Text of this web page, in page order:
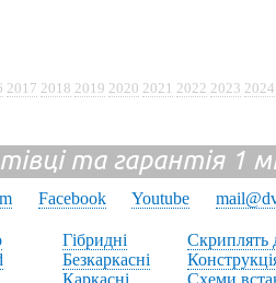
2017 2018 2019 2020 2021 2022 2023 2024
та гарантія 1
Facebook Youtube
Гібридні
Безкаркасні
Каркасні
Скриплять
Схеми